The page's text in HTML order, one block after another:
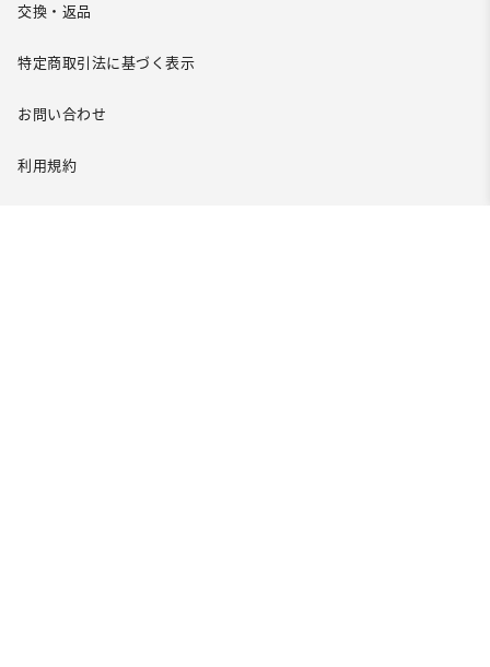
交換・返品
特定商取引法に基づく表示
お問い合わせ
利用規約